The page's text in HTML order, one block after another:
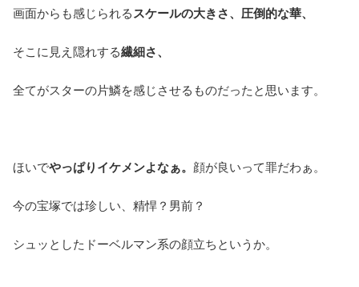
画面からも感じられるスケールの大きさ、圧倒的な華、
そこに見え隠れする繊細さ、
全てがスターの片鱗を感じさせるものだったと思います。
ほいでやっぱりイケメンよなぁ。 顔が良いって罪だわぁ。
今の宝塚では珍しい、精悍？男前？
シュッとしたドーベルマン系の顔立ちというか。